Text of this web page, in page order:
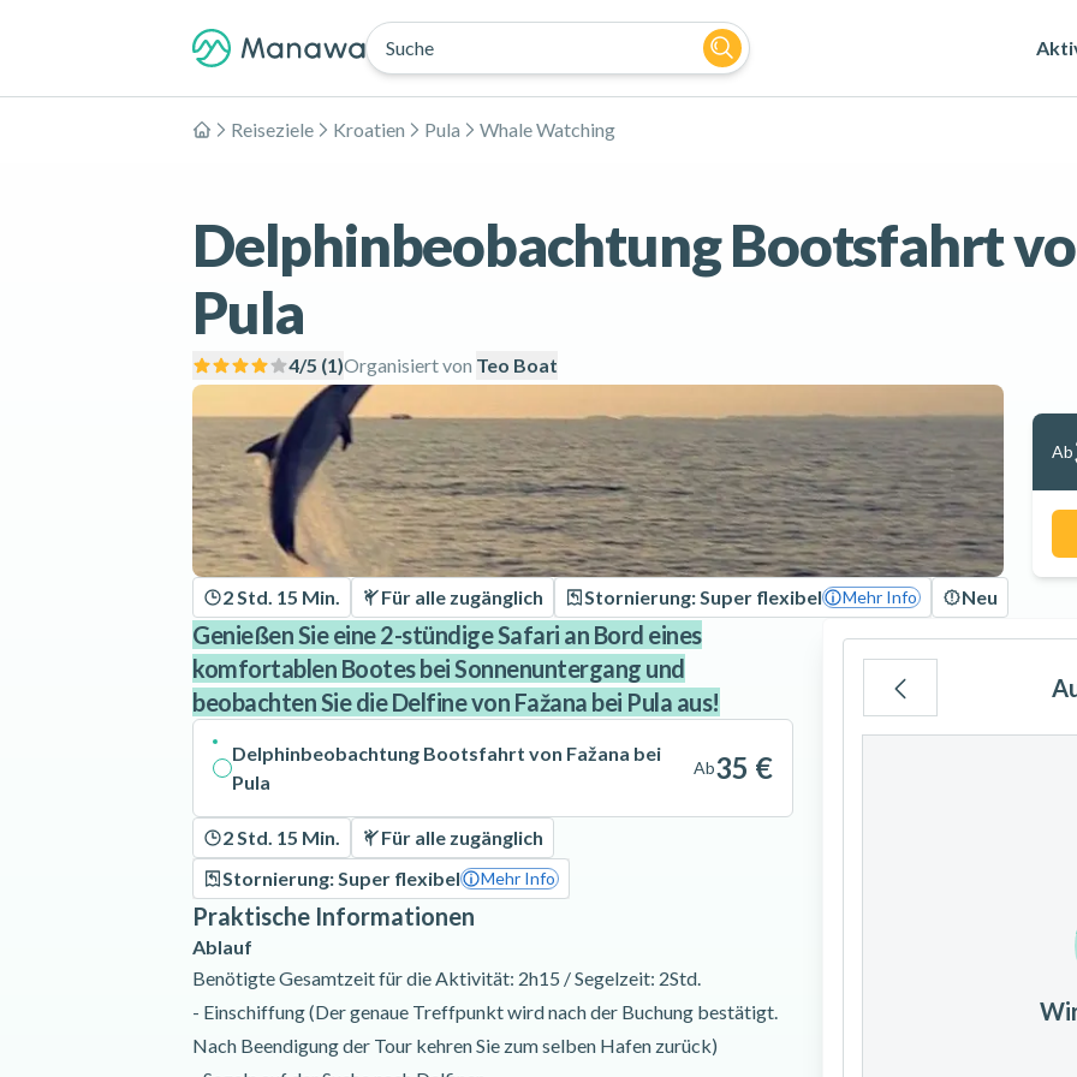
Suche
Home
Reiseziele Kroatien Pula Whale Watching
Delphinbeobachtung Bootsfahrt
Pula
Organisiert von Teo Boat
4/5 (1)
Ab
2 Std. 15 Min. Für alle zugänglich Stornierung: Super flexibel Mehr Info Neu
Genießen Sie eine 2-stündige Safari an Bord eines
komfortablen Bootes bei Sonnenuntergang und
beobachten Sie die Delfine von Fažana bei Pula aus!
Delphinbeobachtung Bootsfahrt von Fažana bei
Pula
Ab35 €
2 Std. 15 Min.
Für alle zugänglich
Stornierung: Super flexibel
Mehr Info
Praktische Informationen
Ablauf
Benötigte Gesamtzeit für die Aktivität: 2h15 / Segelzeit: 2Std.
- Einschiffung (Der genaue Treffpunkt wird nach der Buchung bestätigt.
Nach Beendigung der Tour kehren Sie zum selben Hafen zurück)
19